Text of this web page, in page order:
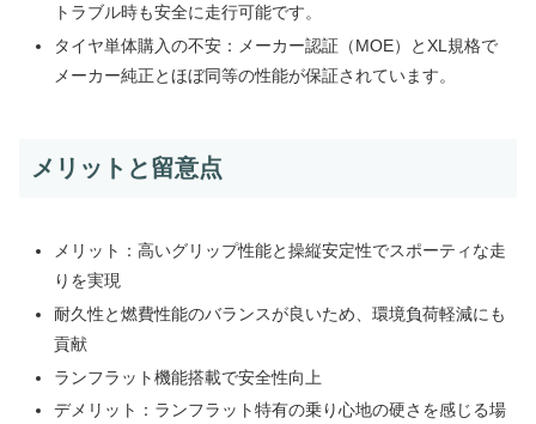
トラブル時も安全に走行可能です。
タイヤ単体購入の不安：メーカー認証（MOE）とXL規格で
メーカー純正とほぼ同等の性能が保証されています。
メリットと留意点
メリット：高いグリップ性能と操縦安定性でスポーティな走
りを実現
耐久性と燃費性能のバランスが良いため、環境負荷軽減にも
貢献
ランフラット機能搭載で安全性向上
デメリット：ランフラット特有の乗り心地の硬さを感じる場